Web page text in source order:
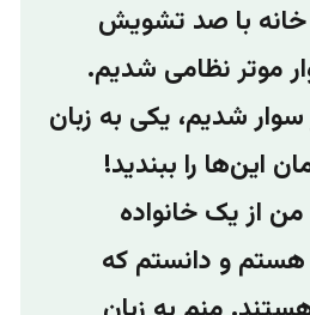
با صد تشویش
موتر نظامی شدیم.
سوار شدیم، یکی به زبان
این‌ها را ببندید!
از یک خانواده
و دانستم که